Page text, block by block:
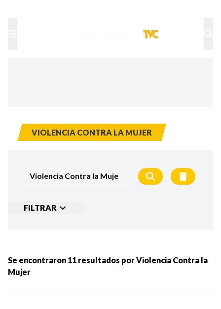
VIOLENCIA CONTRA LA MUJER
FILTRAR
MÁS RECIENTES
Se encontraron 11 resultados porViolencia Contra la
Mujer